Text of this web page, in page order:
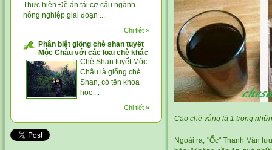
Thực hiện Đề án tái cơ cấu ngành
nông nghiệp giai đoạn ...
Chi tiết »
Phân biệt giống chè shan tuyết
Mộc Châu với các loại chè khác
Chè Shan tuyết Mộc
Châu là giống chè
Shan, có tên khoa
học ...
Chi tiết »
Cao chè vằng là 1 trong
Ngoài ra, "Ốc" Thanh Vân